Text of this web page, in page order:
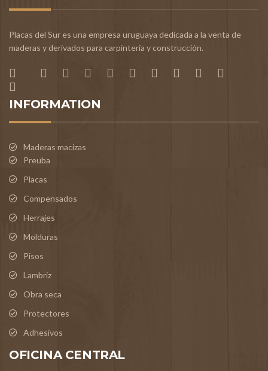
Placas del Sur es una empresa uruguaya dedicada a la venta de
maderas y derivados para carpintería y construcción.
INFORMATION
Maderas macizas
Preuba
Placas
Compensados
Herrajes
Molduras
Pisos
Lambriz
Obra seca
Protectores
Adhesivos
OFICINA CENTRAL